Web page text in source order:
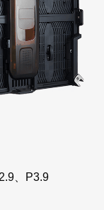
、P3.9